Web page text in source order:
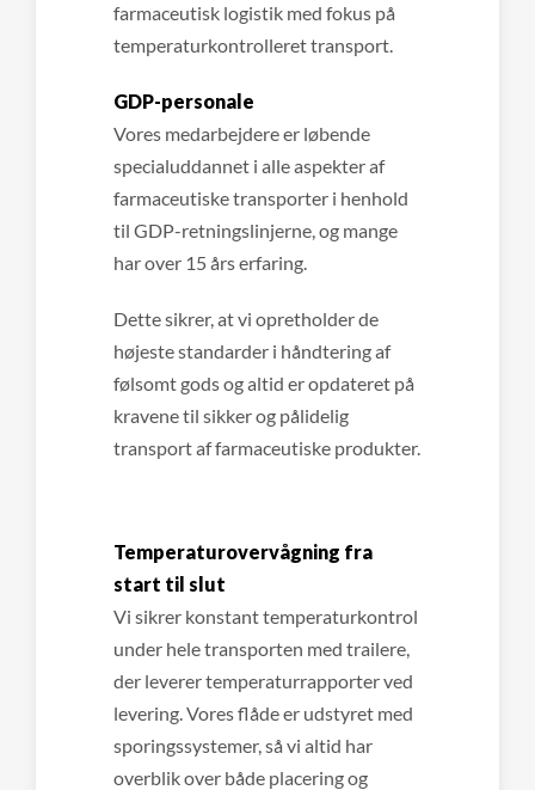
farmaceutisk logistik med fokus på
temperaturkontrolleret transport.
GDP-personale
Vores medarbejdere er løbende
specialuddannet i alle aspekter af
farmaceutiske transporter i henhold
til GDP-retningslinjerne, og mange
har over 15 års erfaring.
Dette sikrer, at vi opretholder de
højeste standarder i håndtering af
følsomt gods og altid er opdateret på
kravene til sikker og pålidelig
transport af farmaceutiske produkter.
Temperaturovervågning fra
start til slut
Vi sikrer konstant temperaturkontrol
under hele transporten med trailere,
der leverer temperaturrapporter ved
levering. Vores flåde er udstyret med
sporingssystemer, så vi altid har
overblik over både placering og